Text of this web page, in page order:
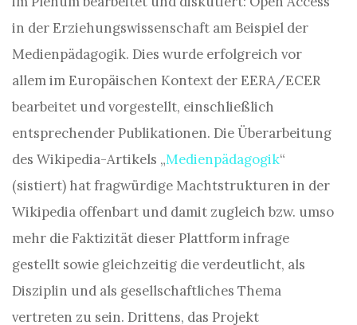
in der Erziehungswissenschaft am Beispiel der
Medienpädagogik. Dies wurde erfolgreich vor
allem im Europäischen Kontext der EERA/ECER
bearbeitet und vorgestellt, einschließlich
entsprechender Publikationen. Die Überarbeitung
des Wikipedia-Artikels „Medienpädagogik“
(sistiert) hat fragwürdige Machtstrukturen in der
Wikipedia offenbart und damit zugleich bzw. umso
mehr die Faktizität dieser Plattform infrage
gestellt sowie gleichzeitig die verdeutlicht, als
Disziplin und als gesellschaftliches Thema
vertreten zu sein. Drittens, das Projekt